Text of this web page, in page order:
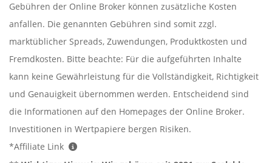
Gebühren der Online Broker können zusätzliche Kosten
anfallen. Die genannten Gebühren sind somit zzgl.
marktüblicher Spreads, Zuwendungen, Produktkosten und
Fremdkosten. Bitte beachte: Für die aufgeführten Inhalte
kann keine Gewährleistung für die Vollständigkeit, Richtigkeit
und Genauigkeit übernommen werden. Entscheidend sind
die Informationen auf den Homepages der Online Broker.
Investitionen in Wertpapiere bergen Risiken.
*Affiliate Link